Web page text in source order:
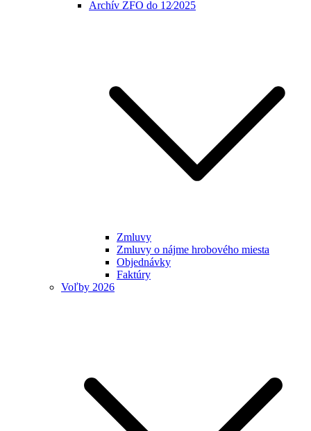
Archív ZFO do 12⁄2025
Zmluvy
Zmluvy o nájme hrobového miesta
Objednávky
Faktúry
Voľby 2026